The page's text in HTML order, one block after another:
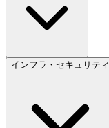
インフラ・セキュリティ